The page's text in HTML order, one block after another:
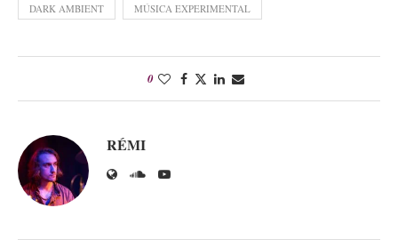
DARK AMBIENT MÚSICA EXPERIMENTAL
0
RÉMI